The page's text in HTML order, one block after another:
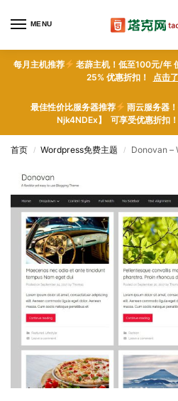
MENU
每月主机推荐
老薜主机！低至100元/
25% 优惠折扣！ 点击
最佳性价比服务器推荐
雨云服务器
Njk4NDEx】 可享受优惠折扣！
首页 / Wordpress免费主题 / Donovan –